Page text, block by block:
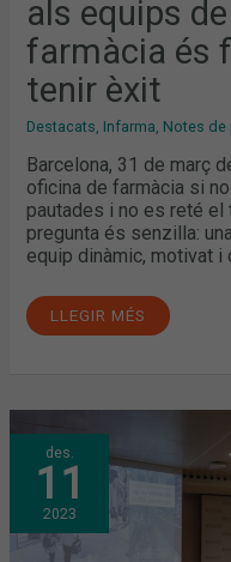
als equips
farmàcia és
tenir èxit
Destacats, Infarma, Notes de
Barcelona, 31 de març
oficina de farmàcia si
pautades i no es reté el
pregunta és senzilla:
equip dinàmic, motivat
LLEGIR MÉS
des.
11
2023
LES
12
VOCALIES
COFB
COMPARTEIXEN
EXPERIÈNCIES